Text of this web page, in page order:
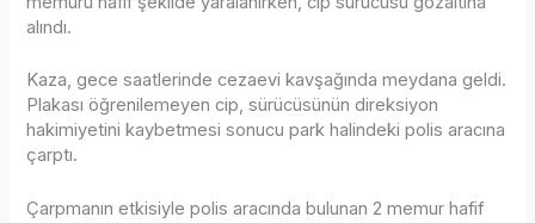
alındı.
Kaza, gece saatlerinde cezaevi kavşağında meydana geldi.
Plakası öğrenilemeyen cip, sürücüsünün direksiyon
hakimiyetini kaybetmesi sonucu park halindeki polis aracına
çarptı.
Çarpmanın etkisiyle polis aracında bulunan 2 memur hafif